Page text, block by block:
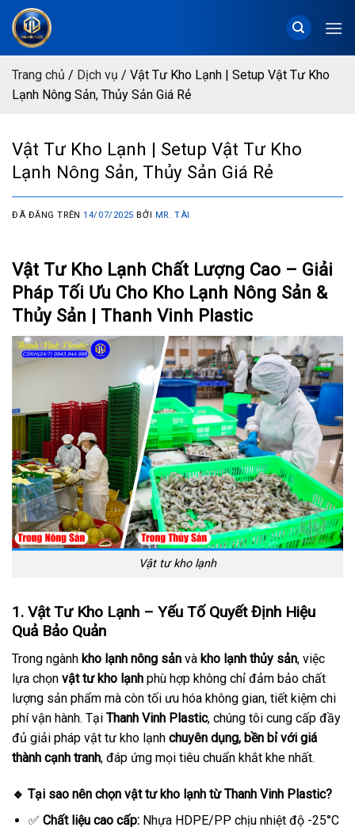
Chuyển
đến
dungTrang chủ / Dịch vụ / Vật Tư Kho Lạnh | Setup Vật Tư Kho
Lạnh Nông Sản, Thủy Sản Giá Rẻ
Vật Tư Kho Lạnh | Setup Vật Tư Kho
Lạnh Nông Sản, Thủy Sản Giá Rẻ
ĐÃ ĐĂNG TRÊN14/07/2025 BỞI MR. TÀI
Vật Tư Kho Lạnh Chất Lượng Cao – Giải
Pháp Tối Ưu Cho Kho Lạnh Nông Sản &
Thủy Sản | Thanh Vinh Plastic
Vật tư kho lạnh
1. Vật Tư Kho Lạnh – Yếu Tố Quyết Định Hiệu
Quả Bảo Quản
Trong ngành kho lạnh nông sản và kho lạnh thủy sản, việc
lựa chọn vật tư kho lạnh phù hợp không chỉ đảm bảo chất
lượng sản phẩm mà còn tối ưu hóa không gian, tiết kiệm chi
phí vận hành. Tại Thanh Vinh Plastic, chúng tôi cung cấp đầy
đủ giải pháp vật tư kho lạnh chuyên dụng, bền bỉ với giá
thành cạnh tranh, đáp ứng mọi tiêu chuẩn khắt khe nhất.
🔹 Tại sao nên chọn vật tư kho lạnh từ Thanh Vinh Plastic?
✅ Chất liệu cao cấp:Nhựa HDPE/PP chịu nhiệt độ -25°C